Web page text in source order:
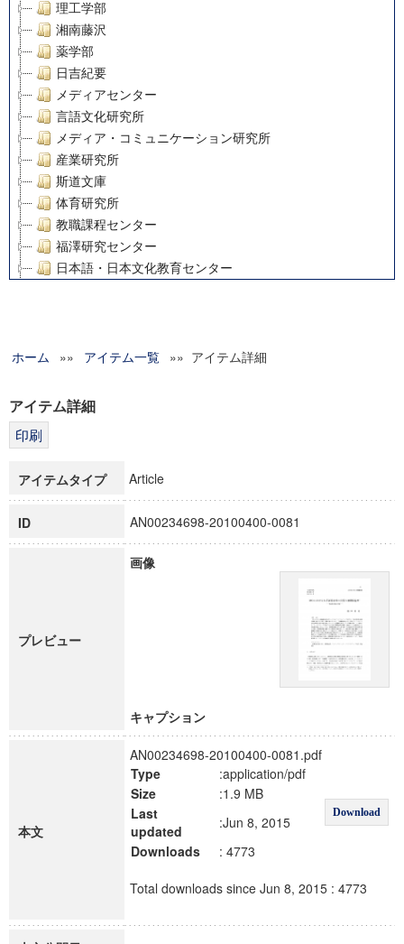
理工学部
湘南藤沢
薬学部
日吉紀要
メディアセンター
言語文化研究所
メディア・コミュニケーション研究所
産業研究所
斯道文庫
体育研究所
教職課程センター
福澤研究センター
日本語・日本文化教育センター
グローバルリサーチインスティテュート
科学研究費補助金研究成果報告書
博士課程教育リーディングプログラム「超成熟社会発展のサ
ホーム »» アイテム一覧 »» アイテム詳細
アイテム詳細
アイテムタイプ Article
ID AN00234698-20100400-0081
プレビュー
画像
キャプション
本文
AN00234698-20100400-0081.pdf
Type
:application/pdf
Download
Size
:1.9 MB
Last
updated
:Jun 8, 2015
Downloads
: 4773
Total downloads since Jun 8, 2015 : 4773